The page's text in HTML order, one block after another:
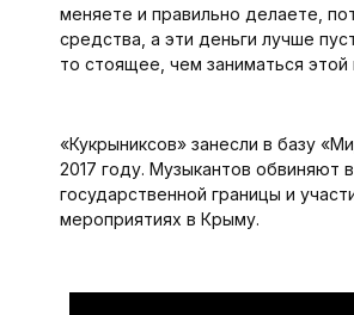
меняете и правильно делаете,
средства, а эти деньги лучше
то стоящее, чем заниматься этой
«Кукрыниксов» занесли в базу
2017 году. Музыкантов обвиняют
государственной границы и
мероприятиях в Крыму.